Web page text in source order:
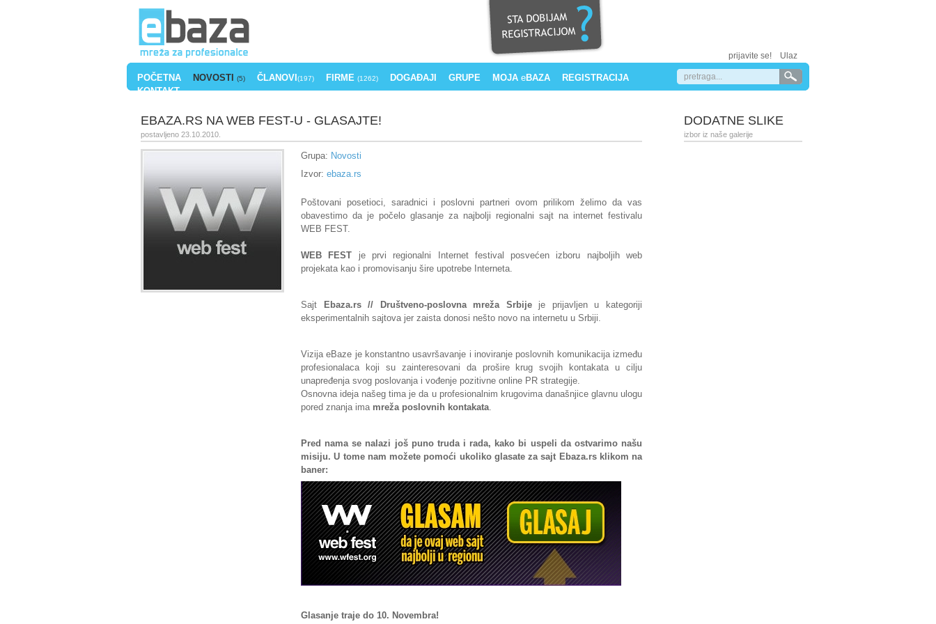
prijavite se! Ulaz
POČETNA NOVOSTI (5) ČLANOVI (197) FIRME (1262) DOGAĐAJI GRUPE MOJA eBAZA
REGISTRACIJA
KONTAKT
EBAZA.RS NA WEB FEST-U - GLASAJTE!
postavljeno 23.10.2010.
Grupa: Novosti
Izvor: ebaza.rs
Poštovani posetioci, saradnici i poslovni partneri ovom prilikom želimo da vas
obavestimo da je počelo glasanje za najbolji regionalni sajt na internet festivalu
WEB FEST.
WEB FEST je prvi regionalni Internet festival posvećen izboru najboljih web
projekata kao i promovisanju šire upotrebe Interneta.
Sajt Ebaza.rs // Društveno-poslovna mreža Srbijeje prijavljen u kategoriji
eksperimentalnih sajtova jer zaista donosi nešto novo na internetu u Srbiji.
Vizija eBaze je konstantno usavršavanje i inoviranje poslovnih komunikacija između
profesionalaca koji su zainteresovani da prošire krug svojih kontakata u cilju
unapređenja svog poslovanja i vođenje pozitivne online PR strategije.
Osnovna ideja našeg tima je da u profesionalnim krugovima današnjice glavnu ulogu
pored znanja ima mreža poslovnih kontakata.
Pred nama se nalazi još puno truda i rada, kako bi uspeli da ostvarimo našu
misiju. U tome nam možete pomoći ukoliko glasate za sajt Ebaza.rs klikom na
baner:
Glasanje traje do 10. Novembra!
DODATNE SLIKE
izbor iz naše galerije